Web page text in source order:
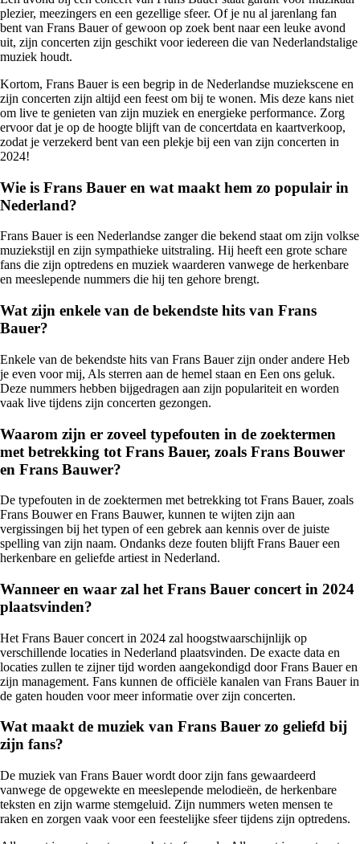
plezier, meezingers en een gezellige sfeer. Of je nu al jarenlang fan
bent van Frans Bauer of gewoon op zoek bent naar een leuke avond
uit, zijn concerten zijn geschikt voor iedereen die van Nederlandstalige
muziek houdt.
Kortom, Frans Bauer is een begrip in de Nederlandse muziekscene en
zijn concerten zijn altijd een feest om bij te wonen. Mis deze kans niet
om live te genieten van zijn muziek en energieke performance. Zorg
ervoor dat je op de hoogte blijft van de concertdata en kaartverkoop,
zodat je verzekerd bent van een plekje bij een van zijn concerten in
2024!
Wie is Frans Bauer en wat maakt hem zo populair in
Nederland?
Frans Bauer is een Nederlandse zanger die bekend staat om zijn volkse
muziekstijl en zijn sympathieke uitstraling. Hij heeft een grote schare
fans die zijn optredens en muziek waarderen vanwege de herkenbare
en meeslepende nummers die hij ten gehore brengt.
Wat zijn enkele van de bekendste hits van Frans
Bauer?
Enkele van de bekendste hits van Frans Bauer zijn onder andere Heb
je even voor mij, Als sterren aan de hemel staan en Een ons geluk.
Deze nummers hebben bijgedragen aan zijn populariteit en worden
vaak live tijdens zijn concerten gezongen.
Waarom zijn er zoveel typefouten in de zoektermen
met betrekking tot Frans Bauer, zoals Frans Bouwer
en Frans Bauwer?
De typefouten in de zoektermen met betrekking tot Frans Bauer, zoals
Frans Bouwer en Frans Bauwer, kunnen te wijten zijn aan
vergissingen bij het typen of een gebrek aan kennis over de juiste
spelling van zijn naam. Ondanks deze fouten blijft Frans Bauer een
herkenbare en geliefde artiest in Nederland.
Wanneer en waar zal het Frans Bauer concert in 2024
plaatsvinden?
Het Frans Bauer concert in 2024 zal hoogstwaarschijnlijk op
verschillende locaties in Nederland plaatsvinden. De exacte data en
locaties zullen te zijner tijd worden aangekondigd door Frans Bauer en
zijn management. Fans kunnen de officiële kanalen van Frans Bauer in
de gaten houden voor meer informatie over zijn concerten.
Wat maakt de muziek van Frans Bauer zo geliefd bij
zijn fans?
De muziek van Frans Bauer wordt door zijn fans gewaardeerd
vanwege de opgewekte en meeslepende melodieën, de herkenbare
teksten en zijn warme stemgeluid. Zijn nummers weten mensen te
raken en zorgen vaak voor een feestelijke sfeer tijdens zijn optredens.